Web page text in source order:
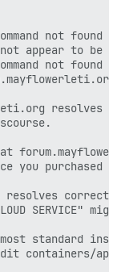
not found
not appear to
not found
resolves
you purchased
resolves
SERVICE"
standard
containers/